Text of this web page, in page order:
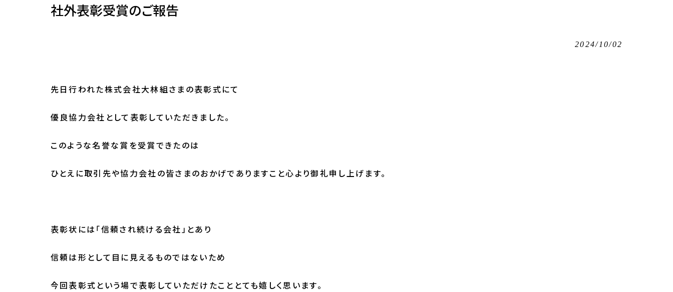
社外表彰受賞のご報告
2024/10/02
先日行われた株式会社大林組さまの表彰式にて
優良協力会社として表彰していただきました。
このような名誉な賞を受賞できたのは
ひとえに取引先や協力会社の皆さまのおかげでありますこと心より御礼申し上げます。
表彰状には「信頼され続ける会社」とあり
信頼は形として目に見えるものではないため
今回表彰式という場で表彰していただけたこととても嬉しく思います。